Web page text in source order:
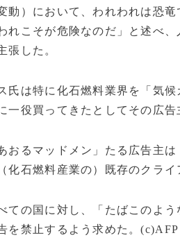
動）において、われわれは恐
れこそが危険なのだ」と述べ
張した。
氏は特に化石燃料業界を「気候
一役買ってきたとしてその広
おるマッドメン」たる広告主
化石燃料産業の）既存のクラ
ての国に対し、「たばこのよう
を禁止するよう求めた。(c)AFP